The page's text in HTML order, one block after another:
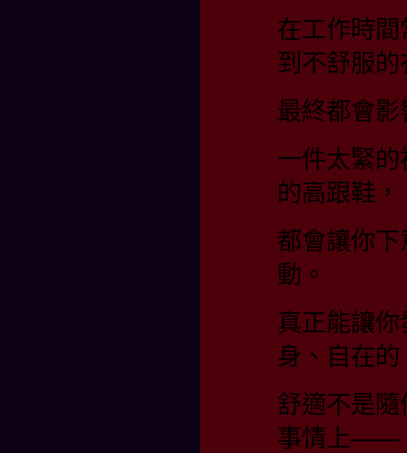
在工作時
到不舒服的
最終都會
一件太緊
的高跟鞋，
都會讓你
動。
真正能讓
身、自在的
舒適不是
事情上——